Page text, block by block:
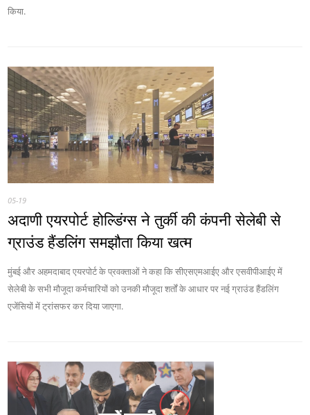
किया.
05-19
अदाणी एयरपोर्ट होल्डिंग्स ने तुर्की की कंपनी सेलेबी से
ग्राउंड हैंडलिंग समझौता किया खत्म
मुंबई और अहमदाबाद एयरपोर्ट के प्रवक्ताओं ने कहा कि सीएसएमआईए और एसवीपीआईए में
सेलेबी के सभी मौजूदा कर्मचारियों को उनकी मौजूदा शर्तों के आधार पर नई ग्राउंड हैंडलिंग
एजेंसियों में ट्रांसफर कर दिया जाएगा.